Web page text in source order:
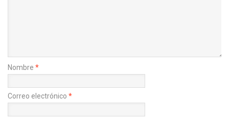
Nombre *
Correo electrónico *